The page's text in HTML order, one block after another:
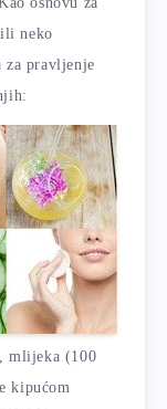
neko
za pravljenje
mlijeka (100
kipućom